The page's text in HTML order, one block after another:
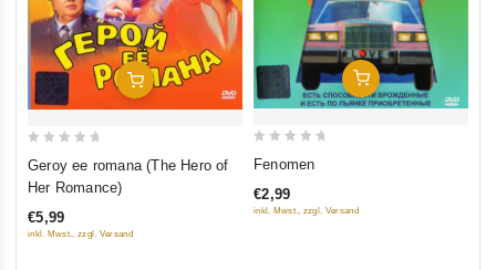
In Den Warenkorb
5
Geroy ee romana (The Hero of
Her Romance)
€5,99
inkl. Mwst., zzgl. Versand
In Den Warenkorb
of
Fenomen
€2,99
inkl. Mwst., zzgl. Versand